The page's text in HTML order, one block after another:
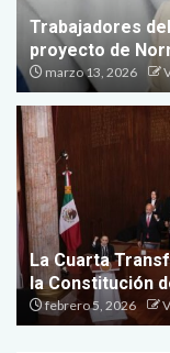
Trabajadores
proyecto de
marzo 13, 2026
La Cuarta
la Constitución
febrero 5, 2026